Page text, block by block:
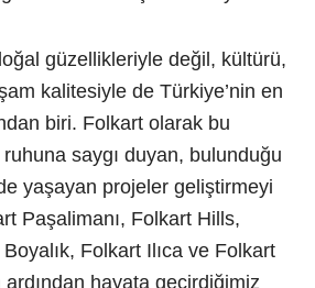
güzellikleriyle değil, kültürü,
kalitesiyle de Türkiye’nin en
biri. Folkart olarak bu
saygı duyan, bulunduğu
yaşayan projeler geliştirmeyi
Paşalimanı, Folkart Hills,
Folkart Ilıca ve Folkart
hayata geçirdiğimiz